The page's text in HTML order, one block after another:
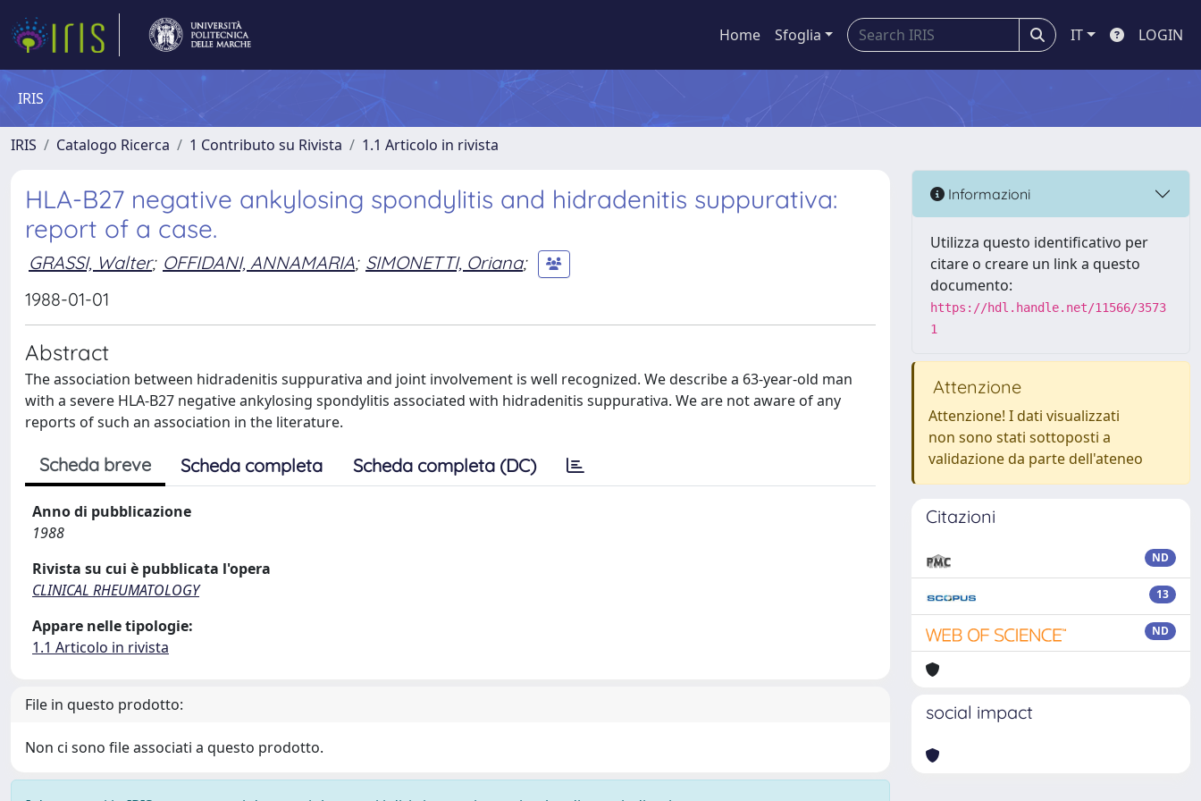
Home Sfoglia IT LOGIN
IRIS
IRIS Catalogo Ricerca 1 Contributo su Rivista 1.1 Articolo in rivista
HLA-B27 negative ankylosing spondylitis and hidradenitis suppurativa:
report of a case.
GRASSI, Walter; OFFIDANI, ANNAMARIA; SIMONETTI, Oriana;
1988-01-01
Abstract
The association between hidradenitis suppurativa and joint involvement is well recognized. We describe a 63-year-old man
with a severe HLA-B27 negative ankylosing spondylitis associated with hidradenitis suppurativa. We are not aware of any
reports of such an association in the literature.
Scheda breve Scheda completa Scheda completa (DC)
Anno di pubblicazione
1988
Rivista su cui è pubblicata l'opera
CLINICAL RHEUMATOLOGY
Appare nelle tipologie:
1.1 Articolo in rivista
File in questo prodotto:
Non ci sono file associati a questo prodotto.
Informazioni
Utilizza questo identificativo per
citare o creare un link a questo
documento:
https://hdl.handle.net/11566/3573
1
Attenzione
Attenzione! I dati visualizzati
non sono stati sottoposti a
validazione da parte dell'ateneo
Citazioni
ND
13
ND
social impact